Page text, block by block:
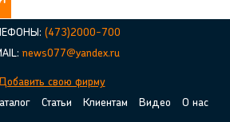
(473)2000-700
news077@yandex.ru
свою фирму
Статьи Клиентам Видео О нас